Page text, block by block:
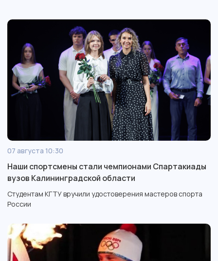
07 августа 10:30
Наши спортсмены стали чемпионами Спартакиады
вузов Калининградской области
Студентам КГТУ вручили удостоверения мастеров спорта
России